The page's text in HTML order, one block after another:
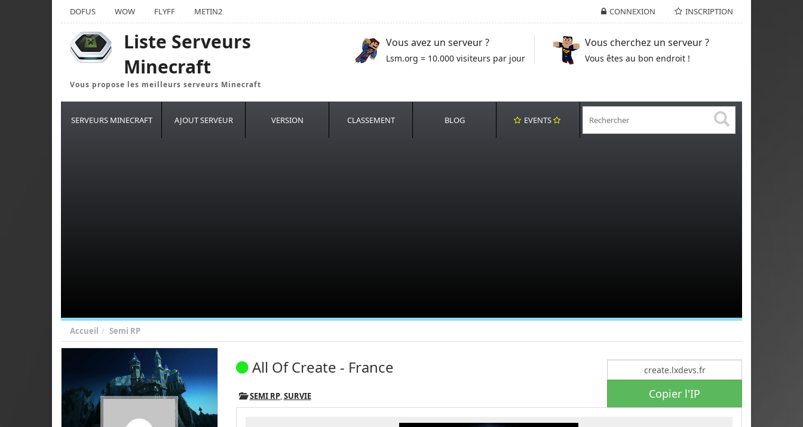
CONNEXION INSCRIPTION
DOFUS WOW FLYFF METIN2
Liste Serveurs
Minecraft
Vous propose les meilleurs serveurs Minecraft
Vous avez un serveur ?
Lsm.org = 10.000 visiteurs par jour
Vous cherchez un serveur ?
Vous êtes au bon endroit !
SERVEURS MINECRAFT AJOUT SERVEUR VERSION CLASSEMENT BLOG EVENTS
Accueil Semi RP
Copier l'IP
All Of Create - France
SEMI RP,SURVIE